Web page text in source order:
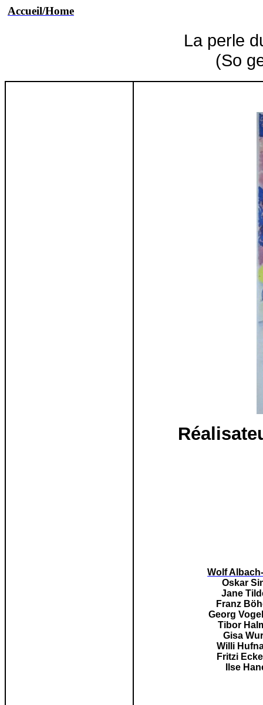
Accueil/Home
La perle
(So
Wolf
Oskar
Jane
Franz
Georg
Tibor
Gisa
Willi
Fritzi
Ilse